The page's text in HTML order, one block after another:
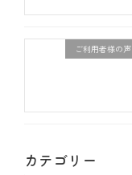
ご利用者様の声
カテゴリー